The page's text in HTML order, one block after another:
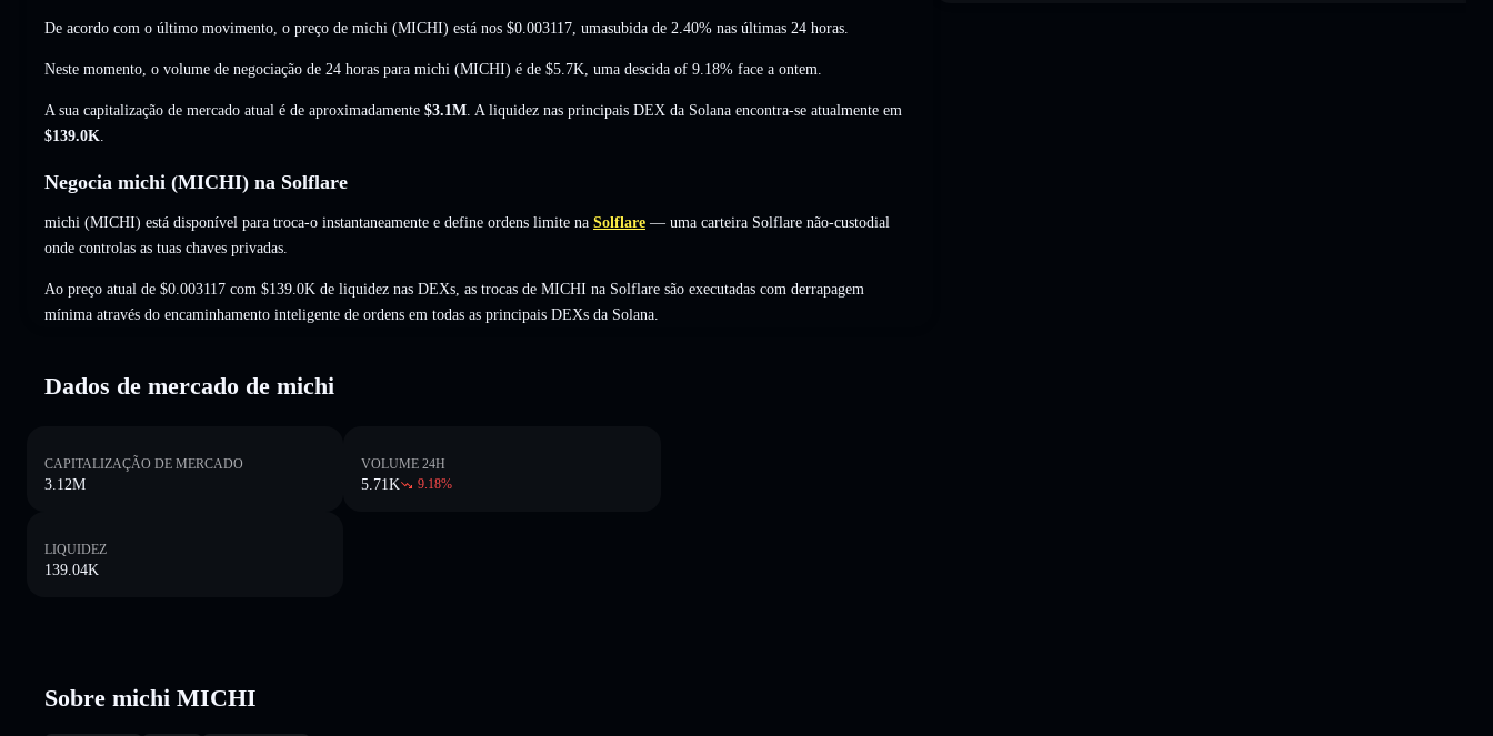
De acordo com o último movimento, o preço de michi (MICHI) está nos $0.003117 , umasubida de 2.40% nas últimas 24 horas.
Neste momento, o volume de negociação de 24 horas para michi (MICHI) é de $5.7K uma descida of 9.18% face a ontem.
A sua capitalização de mercado atual é de aproximadamente $3.1M . A liquidez nas principais DEX da Solana encontra-se atualmente em
$139.0K
Negocia michi (MICHI) na Solflare
michi (MICHI) está disponível para troca-o instantaneamente e define ordens limite na Solflare — uma carteira Solflare não-custodial
onde controlas as tuas chaves privadas.
Ao preço atual de $0.003117 com $139.0K de liquidez nas DEXs, as trocas de MICHI na Solflare são executadas com derrapagem
mínima através do encaminhamento inteligente de ordens em todas as principais DEXs da Solana.
Dados de mercado de michi
CAPITALIZAÇÃO DE MERCADO
3.12M
VOLUME 24H
5.71K 9.18%
LIQUIDEZ
139.04K
Sobre michi MICHI